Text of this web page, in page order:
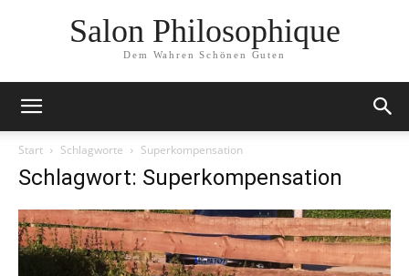
Salon Philosophique
Dem Wahren Schönen Guten
Start Schlagworte Superkompensation
Schlagwort: Superkompensation